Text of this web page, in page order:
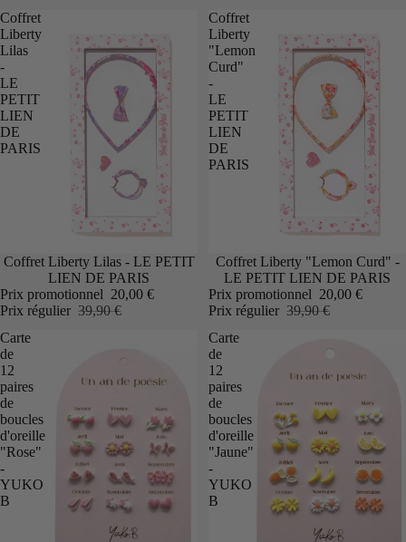
Coffret
Liberty
Lilas
-
LE
PETIT
LIEN
DE
PARIS
Promotion
Coffret Liberty Lilas - LE PETIT
LIEN DE PARIS
Prix promotionnel 20,00 €
Prix régulier 39,90 €
Coffret
Liberty
"Lemon
Curd"
-
LE
PETIT
LIEN
DE
PARIS
Promotion
Coffret Liberty "Lemon Curd" -
LE PETIT LIEN DE PARIS
Prix promotionnel 20,00 €
Prix régulier 39,90 €
Carte
de
12
paires
de
boucles
d'oreille
"Rose"
-
YUKO
B
Carte
de
12
paires
de
boucles
d'oreille
"Jaune"
-
YUKO
B